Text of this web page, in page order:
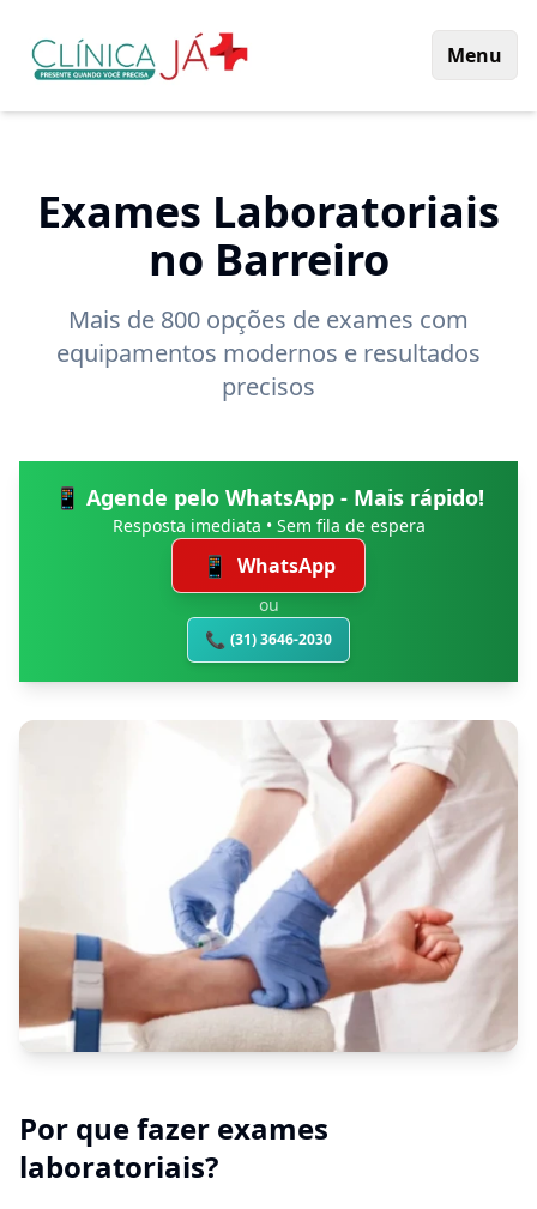
Menu
Exames Laboratoriais
no Barreiro
Mais de 800 opções de exames com
equipamentos modernos e resultados
precisos
📱 Agende pelo WhatsApp - Mais rápido!
Resposta imediata • Sem fila de espera
📱 WhatsApp
ou
📞 (31) 3646-2030
Por que fazer exames
laboratoriais?